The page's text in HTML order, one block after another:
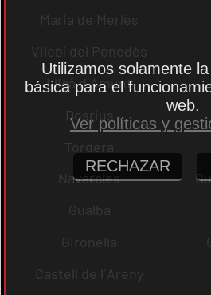
Maria de Merlès
Vilobí del Penedès
Lliçà d´Amunt
Dosrius
Tordera
Navarcles
Gualba
Gironella
Castell de l´Areny
Utilizamos solamente
básica para el
web.
Ver políticas y
RECHAZAR